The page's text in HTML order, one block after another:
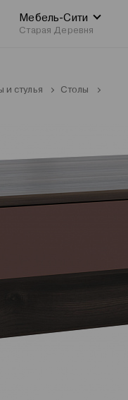
Мебель-Сити
Старая Деревня
и стулья
Столы